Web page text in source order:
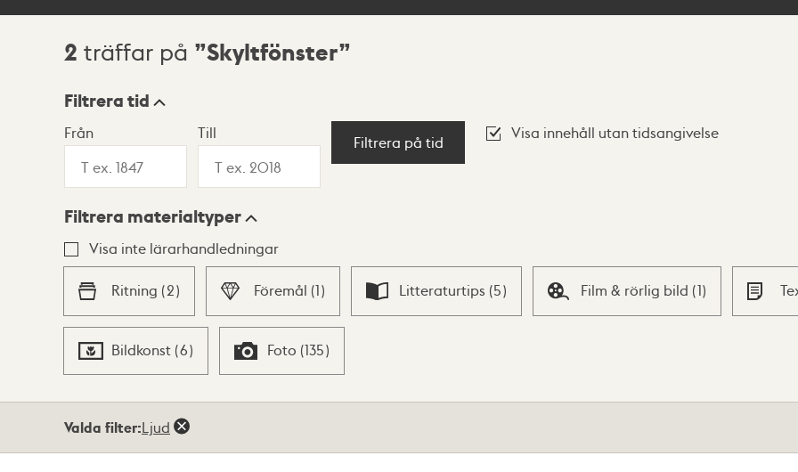
Sökresultat
2 träffar på Skyltfönster
Visningsläge
Lista Karta
Filtrera tid
Från Till
Filtrera på tid
Visa innehåll utan tidsangivelse
Filtrera materialtyper
Visa inte lärarhandledningar
Ritning (2) Föremål (1) Litteraturtips (5) Film & rörlig bild (1)
Bildkonst (6) Foto (135)
Valda filter:Ljud